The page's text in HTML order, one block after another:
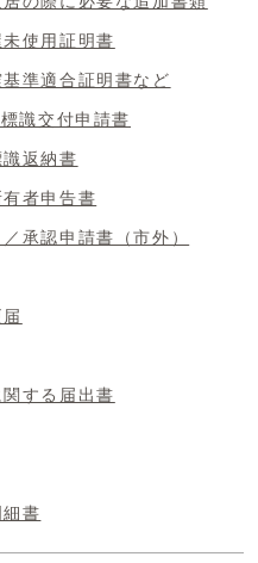
未使用証明書
基準適合証明書など
識交付申請書
返納書
者申告書
承認申請書（市外）
する届出書
書